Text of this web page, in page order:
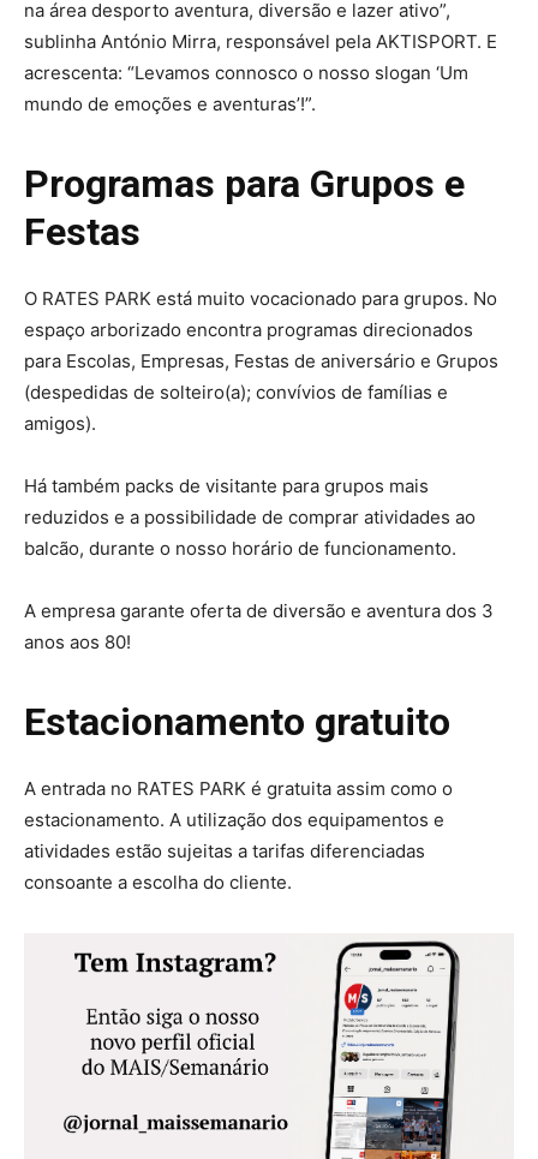
na área desporto aventura, diversão e lazer ativo”,
sublinha António Mirra, responsável pela AKTISPORT. E
acrescenta: “Levamos connosco o nosso slogan ‘Um
mundo de emoções e aventuras’!”.
Programas para Grupos e
Festas
O RATES PARK está muito vocacionado para grupos. No
espaço arborizado encontra programas direcionados
para Escolas, Empresas, Festas de aniversário e Grupos
(despedidas de solteiro(a); convívios de famílias e
amigos).
Há também packs de visitante para grupos mais
reduzidos e a possibilidade de comprar atividades ao
balcão, durante o nosso horário de funcionamento.
A empresa garante oferta de diversão e aventura dos 3
anos aos 80!
Estacionamento gratuito
A entrada no RATES PARK é gratuita assim como o
estacionamento. A utilização dos equipamentos e
atividades estão sujeitas a tarifas diferenciadas
consoante a escolha do cliente.